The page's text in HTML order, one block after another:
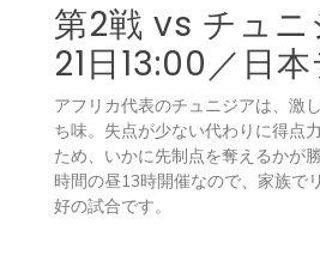
第2戦 vs チュニ
21日13:00／日本
アフリカ代表のチュニジアは、激
ち味。失点が少ない代わりに得点
ため、いかに先制点を奪えるかが
時間の昼13時開催なので、家族で
好の試合です。